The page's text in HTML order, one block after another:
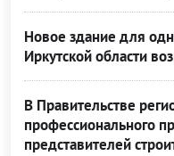
Новое здание для
Иркутской области
В Правительстве
профессионального
представителей